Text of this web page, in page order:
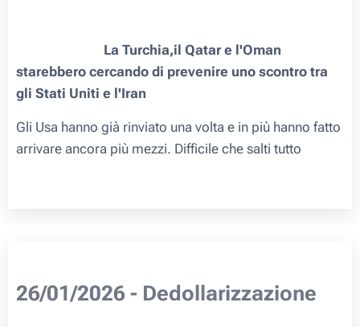
La Turchia,il Qatar e l'Oman
starebbero cercando di prevenire uno scontro tra
gli Stati Uniti e l'Iran
Gli Usa hanno già rinviato una volta e in più hanno fatto
arrivare ancora più mezzi. Difficile che salti tutto
26/01/2026 - Dedollarizzazione